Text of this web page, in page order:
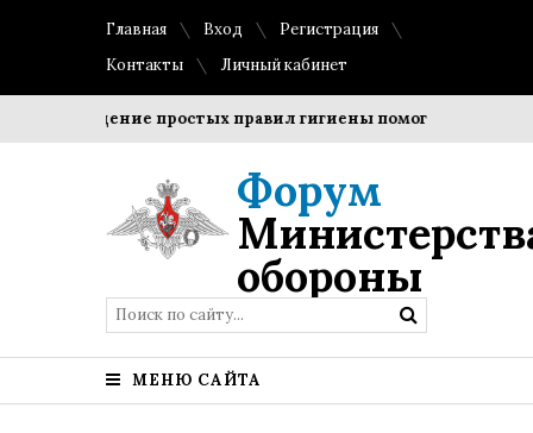
Главная Вход
Регистрация
Контакты
Личный кабинет
Соблюдение простых правил гигиены помогает
Форум
обороны
МЕНЮ САЙТА